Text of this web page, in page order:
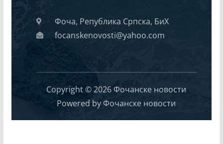
Фоча, Република Српска, БиХ
focanskenovosti@yahoo.com
Copyright © 2026 Фочанске новости
Powered by Фочанске новости